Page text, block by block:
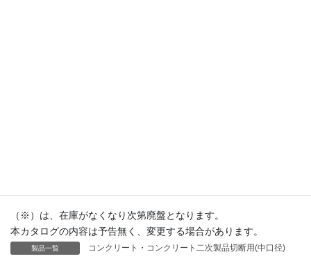
（※）は、在庫がなくなり次第廃盤となります。
本カタログの内容は予告無く、変更する場合があります。
製品一覧 コンクリート・コンクリート二次製品切断用(中口径)